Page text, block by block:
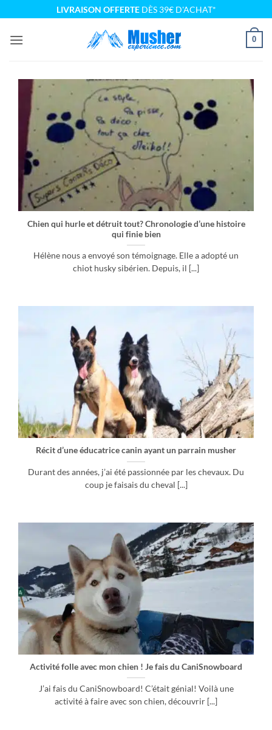
au
contenu
LIVRAISON OFFERTEDÈS 39€ D'ACHAT*
0
Chien qui hurle et détruit tout? Chronologie d’une histoire
qui finie bien
Hélène nous a envoyé son témoignage. Elle a adopté un
chiot husky sibérien. Depuis, il [...]
Récit d’une éducatrice canin ayant un parrain musher
Durant des années, j’ai été passionnée par les chevaux. Du
coup je faisais du cheval [...]
Activité folle avec mon chien ! Je fais du CaniSnowboard
J’ai fais du CaniSnowboard! C’était génial! Voilà une
activité à faire avec son chien, découvrir [...]